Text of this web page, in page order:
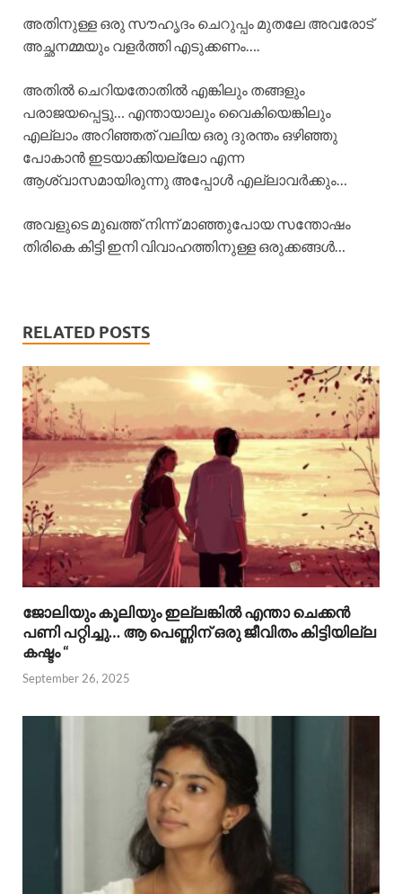
അതിനുള്ള ഒരു സൗഹൃദം ചെറുപ്പം മുതലേ അവരോട്
അച്ഛനമ്മയും വളർത്തി എടുക്കണം….
അതിൽ ചെറിയതോതിൽ എങ്കിലും തങ്ങളും
പരാജയപ്പെട്ടു… എന്തായാലും വൈകിയെങ്കിലും
എല്ലാം അറിഞ്ഞത് വലിയ ഒരു ദുരന്തം ഒഴിഞ്ഞു
പോകാൻ ഇടയാക്കിയല്ലോ എന്ന
ആശ്വാസമായിരുന്നു അപ്പോൾ എല്ലാവർക്കും…
അവളുടെ മുഖത്ത് നിന്ന് മാഞ്ഞുപോയ സന്തോഷം
തിരികെ കിട്ടി ഇനി വിവാഹത്തിനുള്ള ഒരുക്കങ്ങൾ…
RELATED POSTS
ജോലിയും കൂലിയും ഇല്ലങ്കിൽ എന്താ ചെക്കൻ
പണി പറ്റിച്ചു… ആ പെണ്ണിന് ഒരു ജീവിതം കിട്ടിയില്ല
കഷ്ടം “
September 26, 2025